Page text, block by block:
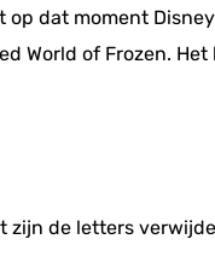
dat moment
World of Frozen.
zijn de letters